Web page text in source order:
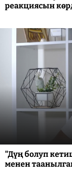
реакциясын
"Дүң болуп
менен